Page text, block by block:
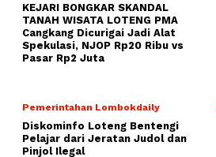
KEJARI BONGKAR SKANDAL
TANAH WISATA LOTENG PMA
Cangkang Dicurigai Jadi Alat
Spekulasi, NJOP Rp20 Ribu vs
Pasar Rp2 Juta
Pemerintahan Lombokdaily
Diskominfo Loteng Bentengi
Pelajar dari Jeratan Judol dan
Pinjol Ilegal